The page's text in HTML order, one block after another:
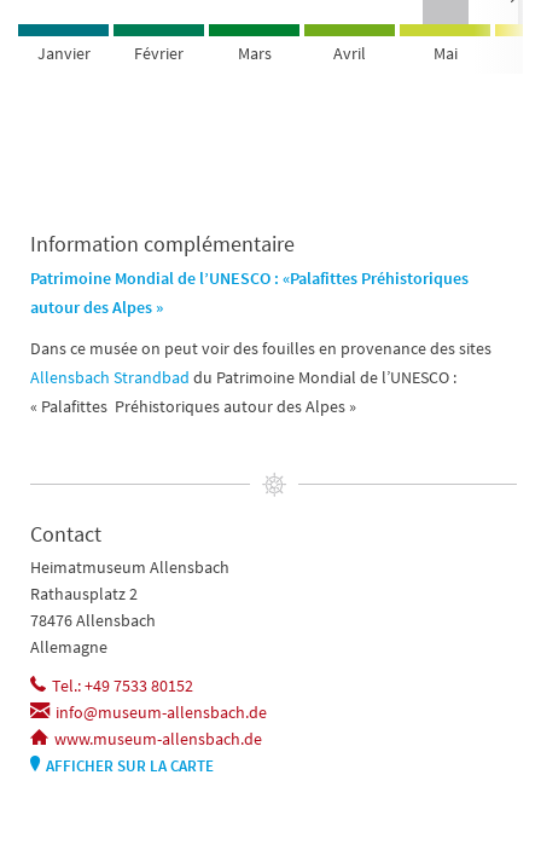
Janvier Février Mars Avril Mai
Information complémentaire
Patrimoine Mondial de l’UNESCO : «Palafittes Préhistoriques
autour des Alpes »
Dans ce musée on peut voir des fouilles en provenance des sites
Allensbach Strandbad du Patrimoine Mondial de l’UNESCO :
« Palafittes Préhistoriques autour des Alpes »
Contact
Heimatmuseum Allensbach
Rathausplatz 2
78476 Allensbach
Allemagne
Tel.: +49 7533 80152
info@museum-allensbach.de
www.museum-allensbach.de
AFFICHER SUR LA CARTE